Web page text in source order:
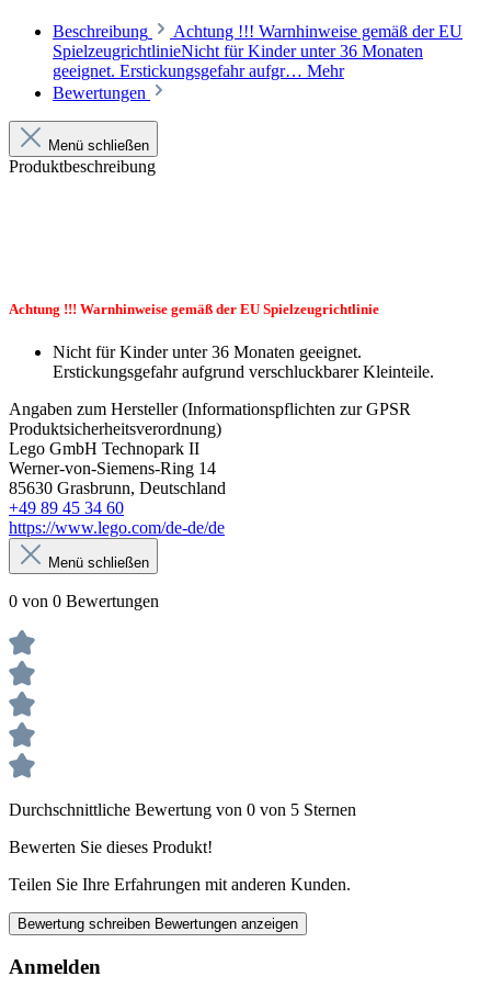
Beschreibung
Achtung !!! Warnhinweise gemäß der EU
SpielzeugrichtlinieNicht für Kinder unter 36 Monaten
geeignet. Erstickungsgefahr aufgr… Mehr
Bewertungen
Menü schließen
Produktbeschreibung
Achtung !!! Warnhinweise gemäß der EU Spielzeugrichtlinie
Nicht für Kinder unter 36 Monaten geeignet.
Erstickungsgefahr aufgrund verschluckbarer Kleinteile.
Angaben zum Hersteller (Informationspflichten zur GPSR
Produktsicherheitsverordnung)
Lego GmbH Technopark II
Werner-von-Siemens-Ring 14
85630 Grasbrunn, Deutschland
+49 89 45 34 60
https://www.lego.com/de-de/de
Menü schließen
0 von 0 Bewertungen
Durchschnittliche Bewertung von 0 von 5 Sternen
Bewerten Sie dieses Produkt!
Teilen Sie Ihre Erfahrungen mit anderen Kunden.
Bewertung schreiben Bewertungen anzeigen
Anmelden